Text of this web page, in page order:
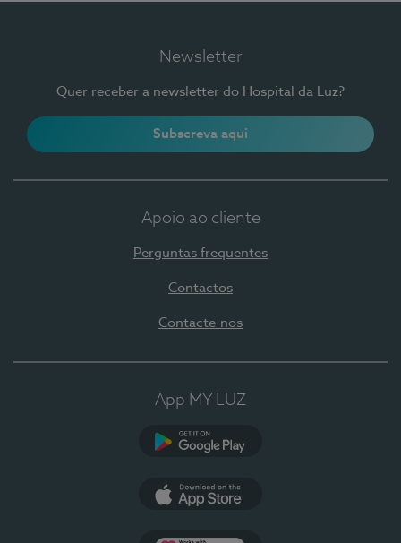
Newsletter
Quer receber a newsletter do Hospital da Luz?
Subscreva aqui
Apoio ao cliente
Perguntas frequentes
Contactos
Contacte-nos
App MY LUZ